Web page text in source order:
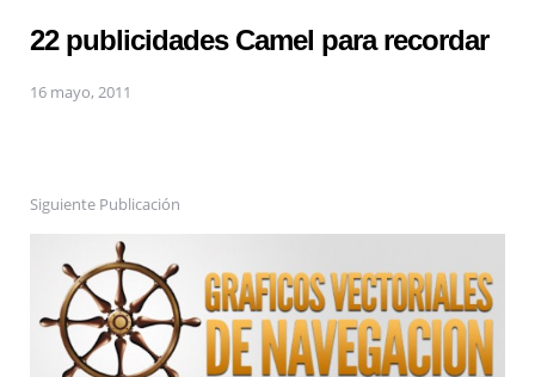
22 publicidades Camel para recordar
16 mayo, 2011
Siguiente Publicación